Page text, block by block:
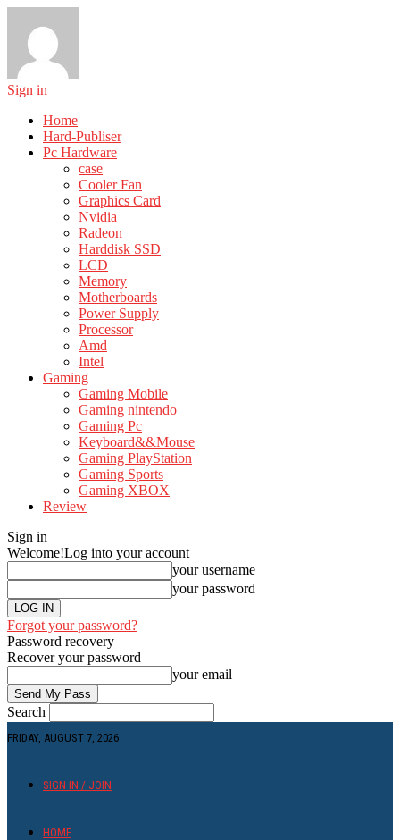
Sign in
Home
Hard-Publiser
Pc Hardware
case
Cooler Fan
Graphics Card
Nvidia
Radeon
Harddisk SSD
LCD
Memory
Motherboards
Power Supply
Processor
Amd
Intel
Gaming
Gaming Mobile
Gaming nintendo
Gaming Pc
Keyboard&&Mouse
Gaming PlayStation
Gaming Sports
Gaming XBOX
Review
Sign in
Welcome!Log into your account
your username
your password
Forgot your password?
Password recovery
Recover your password
your email
Search
FRIDAY, AUGUST 7, 2026
SIGN IN / JOIN
HOME